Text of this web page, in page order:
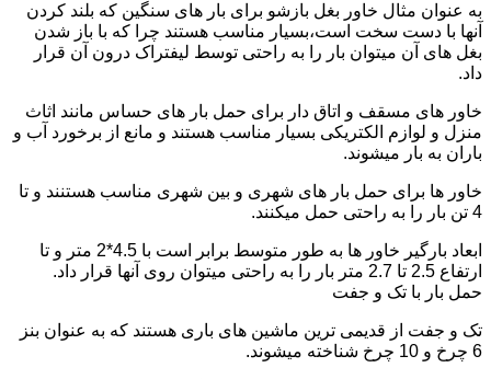
به عنوان مثال خاور بغل بازشو برای بار های سنگین که بلند کردن
آنها با دست سخت است،بسیار مناسب هستند چرا که با باز شدن
بغل های آن میتوان بار را به راحتی توسط لیفتراک درون آن قرار
داد.
خاور های مسقف و اتاق دار برای حمل بار های حساس مانند اثاث
منزل و لوازم الکتریکی بسیار مناسب هستند و مانع از برخورد آب و
باران به بار میشوند.
خاور ها برای حمل بار های شهری و بین شهری مناسب هستنند و تا
4 تن بار را به راحتی حمل میکنند.
ابعاد بارگیر خاور ها به طور متوسط برابر است با 4.5*2 متر و تا
ارتفاع 2.5 تا 2.7 متر بار را به راحتی میتوان روی آنها قرار داد.
حمل بار با تک و جفت
تک و جفت از قدیمی ترین ماشین های باری هستند که به عنوان بنز
6 چرخ و 10 چرخ شناخته میشوند.